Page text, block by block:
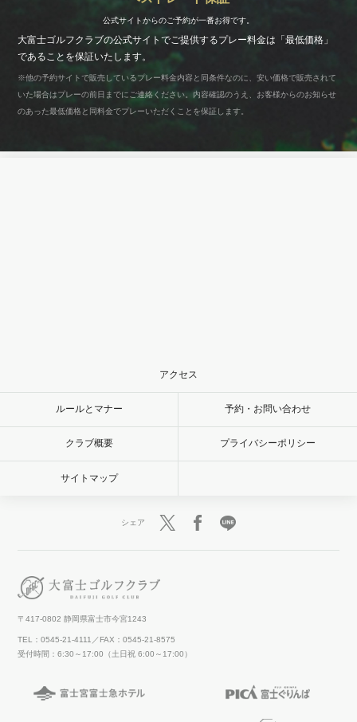
公式サイトからのご予約が一番お得です。
大富士ゴルフクラブの公式サイトでご提供するプレー料金は「最低価格」
であることを保証いたします。
※他の予約サイトで販売しているプレー料金内容と同条件なのに、安い価格で販売されて
いた場合はプレーの前日までにご連絡ください。内容確認のうえ、お客様からのお知らせ
のあった最低価格と同料金でプレーいただくことを保証します。
アクセス
ルールとマナー 予約・お問い合わせ
クラブ概要 プライバシーポリシー
サイトマップ
シェア
〒417-0802 静岡県富士市今宮1243
TEL：0545-21-4111／FAX：0545-21-8575
受付時間：6:30～17:00（土日祝 6:00～17:00）